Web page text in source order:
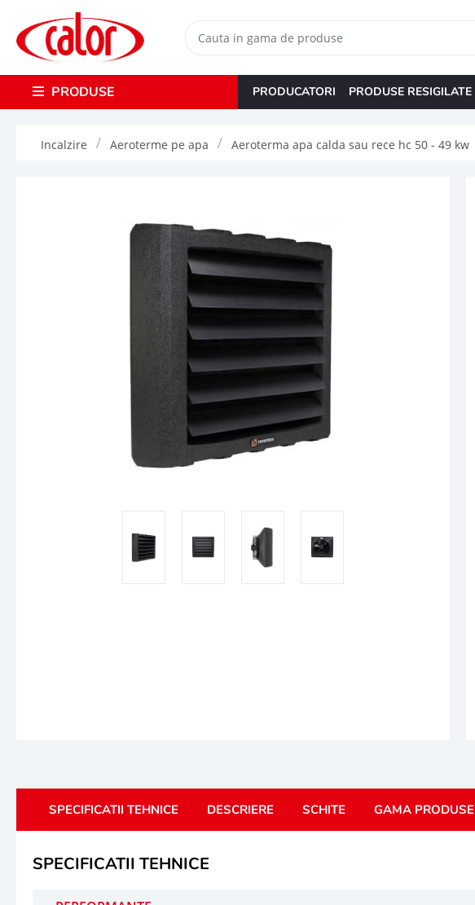
PRODUSE PRODUCATORI PRODUSE RESIGILATE
Incalzire Aeroterme pe apa Aeroterma apa calda sau rece hc 50 - 49 kw
SPECIFICATII TEHNICE DESCRIERE SCHITE GAMA PRODUSE
SPECIFICATII TEHNICE